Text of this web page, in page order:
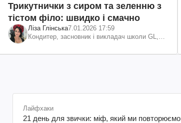
Трикутнички з сиром та зеленню з
тістом філо: швидко і смачно
Ліза Глінська7.01.2026 17:59
Кондитер, засновник і викладач школи GL,
Лайфхаки
21 день для звички: міф, який ми повторюємо